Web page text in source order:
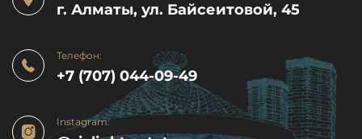
г. Алматы, ул. Байсеитовой, 45
Телефон:
+7 (707) 044-09-49
Instagram: